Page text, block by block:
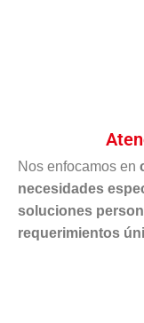
Nos enfocamos en
necesidades
soluciones
requerimientos